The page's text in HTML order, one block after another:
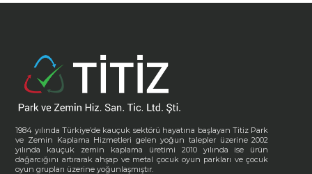
1984 yılında Türkiye’de kauçuk sektörü hayatına başlayan Titiz Park
ve Zemin Kaplama Hizmetleri gelen yoğun talepler üzerine 2002
yılında kauçuk zemin kaplama üretimi 2010 yılında ise ürün
dağarcığını artırarak ahşap ve metal çocuk oyun parkları ve çocuk
oyun grupları üzerine yoğunlaşmıştır.